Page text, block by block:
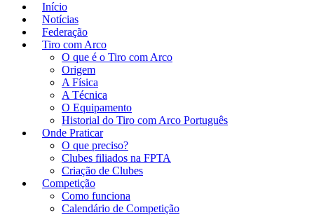
Início
Notícias
Federação
Tiro com Arco
O que é o Tiro com Arco
Origem
A Física
A Técnica
O Equipamento
Historial do Tiro com Arco Português
Onde Praticar
O que preciso?
Clubes filiados na FPTA
Criação de Clubes
Competição
Como funciona
Calendário de Competição